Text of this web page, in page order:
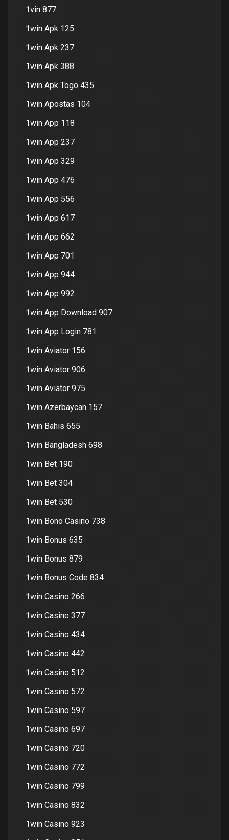
1vin 877
1win Apk 125
1win Apk 237
1win Apk 388
1win Apk Togo 435
1win Apostas 104
1win App 118
1win App 237
1win App 329
1win App 476
1win App 556
1win App 617
1win App 662
1win App 701
1win App 944
1win App 992
1win App Download 907
1win App Login 781
1win Aviator 156
1win Aviator 906
1win Aviator 975
1win Azerbaycan 157
1win Bahis 655
1win Bangladesh 698
1win Bet 190
1win Bet 304
1win Bet 530
1win Bono Casino 738
1win Bonus 635
1win Bonus 879
1win Bonus Code 834
1win Casino 266
1win Casino 377
1win Casino 434
1win Casino 442
1win Casino 512
1win Casino 572
1win Casino 597
1win Casino 697
1win Casino 720
1win Casino 772
1win Casino 799
1win Casino 832
1win Casino 923